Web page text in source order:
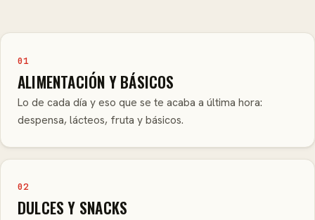
01
ALIMENTACIÓN Y BÁSICOS
Lo de cada día y eso que se te acaba a última hora:
despensa, lácteos, fruta y básicos.
02
DULCES Y SNACKS